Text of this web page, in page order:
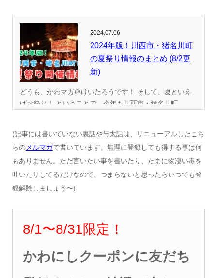
2024.07.06
2024年版！川西市・猪名川町
の夏祭り情報のまとめ (8/2更
新)
どうも、かわマガ＠けいたろうです！ そして、夏といえ
ばお祭り！ ということで、今年も川西市・猪名川町...
(記事には書いていない裏話や与太話は、リニューアルしたこち
らのメルマガで書いています。無理に登録しても得する事は何
もありません。ただ言いたい事を書いたり、たまに物凄い毒を
吐いたりしてるだけなので、つまらないと思ったらいつでも登
録解除しましょう〜)
8/1〜8/31限定！
かわにしクーポンに友だち